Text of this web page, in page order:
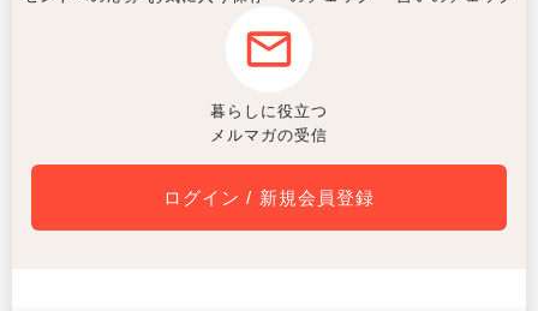
暮らしに役立つ
メルマガの受信
ログイン / 新規会員登録